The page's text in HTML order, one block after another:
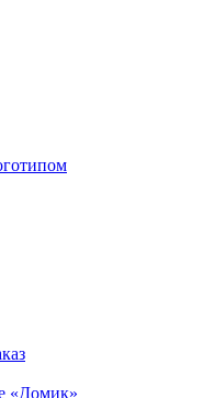
«Домик»